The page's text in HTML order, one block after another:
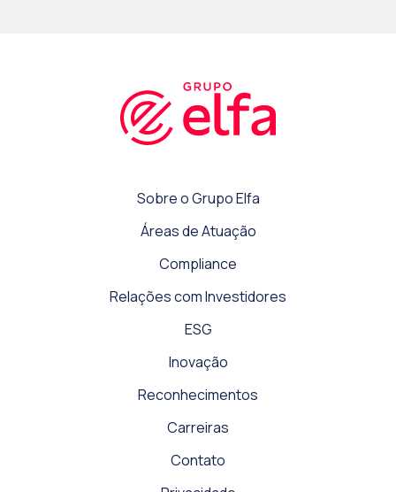
Sobre o Grupo Elfa
Áreas de Atuação
Compliance
Relações com Investidores
ESG
Inovação
Reconhecimentos
Carreiras
Contato